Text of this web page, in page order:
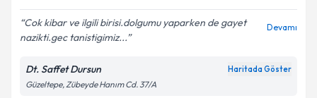
Cok kibar ve ilgili birisi.dolgumu yaparken de gayet
nazikti.gec tanistigimiz...
Devamı
Dt. Saffet Dursun Haritada Göster
Güzeltepe, Zübeyde Hanım Cd. 37/A